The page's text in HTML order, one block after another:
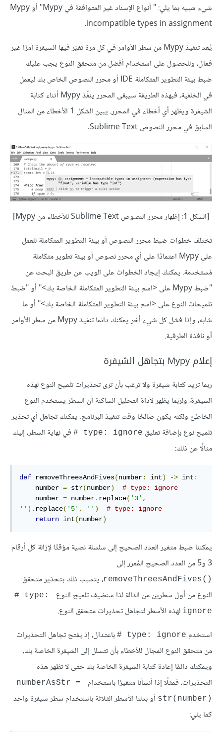
شيء شبيه بما يلي: " أنواع الإسناد غير المتوافقة في Mypy" أو Mypy
incompatible types in assignment.
يُعد تنفيذ Mypy من سطر الأوامر في كل مرة تغيّر فيها الشيفرة أمرًا غير
فعال، وللحصول على استخدام أفضل من متحقق النوع يجب عليك
ضبط بيئة التطوير المتكاملة IDE أو محرر النصوص الخاص بك ليعمل
في الخلفية، فبهذه الطريقة سيبقى المحرر ينفّذ Mypy أثناء كتابة
الشيفرة ويظهر أي أخطاء في المحرر. يبين الشكل 1 الأخطاء من المثال
السابق في محرر النصوص Sublime Text.
[الشكل 1: إظهار محرر النصوص Sublime Text للأخطاء من Mypy]
تختلف خطوات ضبط محرر النصوص أو بيئة التطوير المتكاملة للعمل
على Mypy اعتمادًا على أي محرر نصوص أو بيئة تطوير متكاملة
مُستخدمة. يمكنك إيجاد الخطوات على الويب عن طريق البحث عن
"ضبط Mypy على <اسم بيئة التطوير المتكاملة الخاصة بك>" أو "ضبط
تلميحات النوع على <اسم بيئة التطوير المتكاملة الخاصة بك>" أو ما
شابه، وإذا فشل كل شيء أخر يمكنك دائما تنفيذ Mypy من سطر الأوامر
أو نافذة الطرفية.
إعلام Mypy بتجاهل الشيفرة
ربما تريد كتابة شيفرة ولا ترغب بأن ترى تحذيرات تلميح النوع لهذه
الشيفرة، ولربما يظهر لأداة التحليل الساكنة أن السطر يستخدم النوع
الخاطئ ولكنه يكون صالحًا وقت تنفيذ البرنامج. يمكنك تجاهل أي تحذير
تلميح نوع بإضافة تعليق ‎# type: ignore في نهاية السطر، إليك
مثالًا عن ذلك:
def removeThreesAndFives(number: int) -> int :
    number
= str(number)
# type: ignore
    number
= number. replace( '3' ,
'' ). replace( '5' , '' )
# type: ignore
return int(number)
يمكننا ضبط متغير العدد الصحيح إلى سلسلة نصية مؤقتًا لإزالة كل أرقام
3 و5 من العدد الصحيح المُمرر إلى
removeThreesAndFives()‎، يتسبب ذلك بتحذير متحقق
النوع من أول سطرين من الدالة لذا سنضيف تلميح النوع
‎# ‎type:
ignore لهذه الأسطر لتجاهل تحذيرات متحقق النوع.
استخدم ‎# type: ignore باعتدال، إذ يفتح تجاهل التحذيرات
من متحقق النوع المجال للأخطاء بأن تتسلل إلى الشيفرة الخاصة بك،
ويمكنك دائمًا إعادة كتابة الشيفرة الخاصة بك حتى لا تظهر هذه
التحذيرات، فمثلًا إذا أنشأنا متغيرًا باستخدام
numberAsStr =
str(number)‎ أو بدلنا الأسطر الثلاثة باستخدام سطر شيفرة واحد
كما يلي: